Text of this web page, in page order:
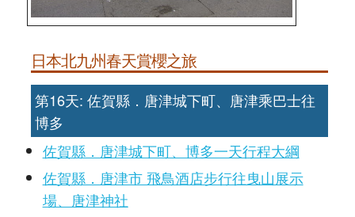
日本北九州春天賞櫻之旅
第16天: 佐賀縣．唐津城下町、唐津乘巴士往
博多
佐賀縣．唐津城下町、博多一天行程大綱
佐賀縣．唐津市 飛鳥酒店步行往曳山展示
場、唐津神社